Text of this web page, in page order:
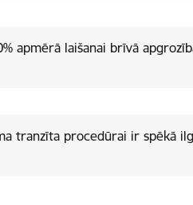
apmērā laišanai brīvā
tranzīta procedūrai ir spēkā